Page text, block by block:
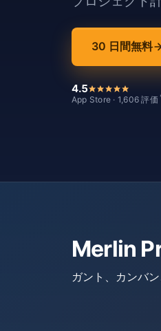
30 日間無料
4.5
App Store · 1,606 評価
Merlin
ガント、カンバ